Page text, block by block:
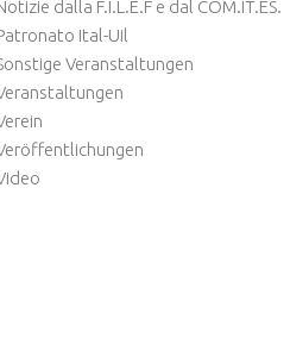
dalla F.I.L.E.F e dal COM.IT.ES.
Ital-Uil
Veranstaltungen